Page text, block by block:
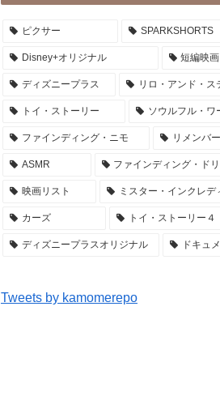
ピクサー SPARKSHORTS
Disney+オリジナル 短編映画
ディズニープラス リロ・アンド・ス
トイ・ストーリー ソウルフル・ワ
ファインディング・ニモ リメンバ
ASMR ファインディング・ド
映画リスト ミスター・インクレデ
カーズ トイ・ストーリー４
ディズニープラスオリジナル ドキュ
Tweets by kamomerepo